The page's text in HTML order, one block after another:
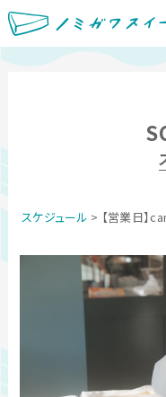
スケジュール > 【営業日】